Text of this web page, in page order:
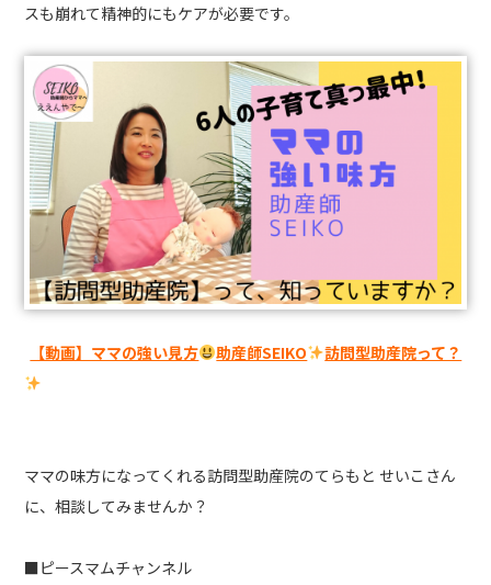
スも崩れて精神的にもケアが必要です。
【動画】ママの強い見方 助産師SEIKO 訪問型助産院って？
ママの味方になってくれる訪問型助産院のてらもと せいこさん
に、相談してみませんか？
■ピースマムチャンネル